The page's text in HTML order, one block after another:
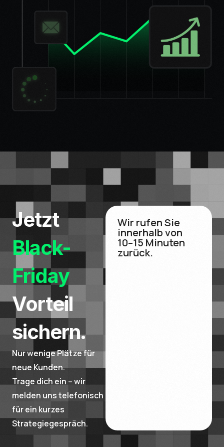
Jetzt
Black-
Friday
Vorteil
sichern.
Nur wenige Plätze für
neue Kunden.
Trage dich ein – wir
melden uns telefonisch
für ein kurzes
Strategiegespräch.
Wir rufen Sie
innerhalb von
10–15 Minuten
zurück.